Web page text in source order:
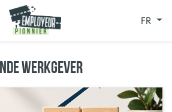
FR
WERKGEVER